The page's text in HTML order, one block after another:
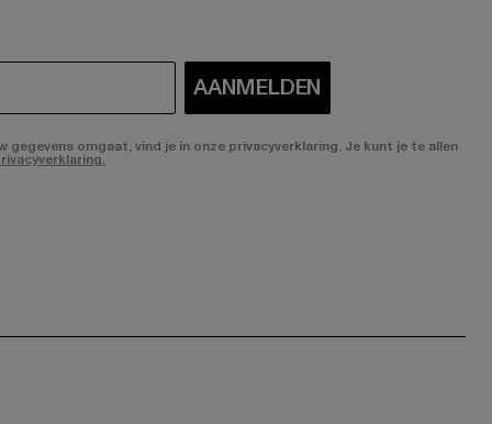
AANMELDEN
omgaat, vind je in onze privacyverklaring. Je kunt je te allen
page:channel: